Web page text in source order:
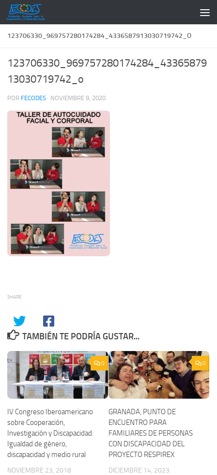
Saltar al contenido
123706330_969757280174284_4336587913030719742_O
123706330_969757280174284_43365879
13030719742_o
POR FECODES · NOVIEMBRE 9, 2020
SHARE
TAMBIÉN TE PODRÍA GUSTAR...
0
IV Congreso Iberoamericano
sobre Cooperación,
Investigación y Discapacidad:
Igualdad de género,
discapacidad y medio rural
NOVIEMBRE 23, 2018
0
GRANADA, PUNTO DE
ENCUENTRO PARA
FAMILIARES DE PERSONAS
CON DISCAPACIDAD DEL
PROYECTO RESPIREX
DICIEMBRE 14, 2023